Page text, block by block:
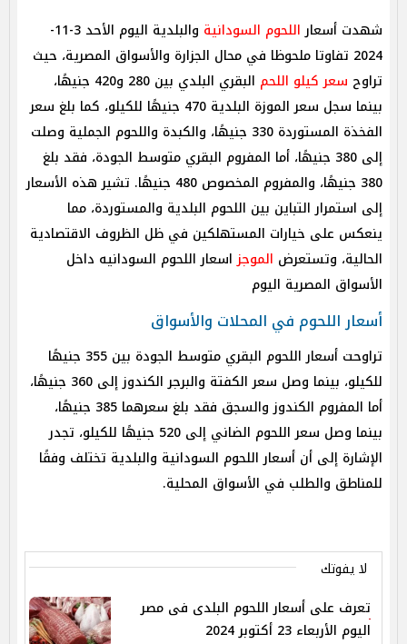
شهدت أسعاراللحوم السودانية
والبلدية اليوم الأحد 3-11-
2024 تفاوتا ملحوظا في محال الجزارة والأسواق المصرية، حيث
تراوح سعر كيلو اللحم
البقري البلدي بين 280 و420 جنيهًا،
بينما سجل سعر الموزة البلدية 470 جنيهًا للكيلو، كما بلغ سعر
الفخذة المستوردة 330 جنيهًا، والكبدة واللحوم الجملية وصلت
إلى 380 جنيهًا، أما المفروم البقري متوسط الجودة، فقد بلغ
380 جنيهًا، والمفروم المخصوص 480 جنيهًا. تشير هذه الأسعار
إلى استمرار التباين بين اللحوم البلدية والمستوردة، مما
ينعكس على خيارات المستهلكين في ظل الظروف الاقتصادية
الحالية، وتستعرض الموجزاسعار اللحوم السودانيه داخل
الأسواق المصرية اليوم
أسعار اللحوم في المحلات والأسواق
تراوحت أسعار اللحوم البقري متوسط الجودة بين 355 جنيهًا
للكيلو، بينما وصل سعر الكفتة والبرجر الكندوز إلى 360 جنيهًا،
أما المفروم الكندوز والسجق فقد بلغ سعرهما 385 جنيهًا،
بينما وصل سعر اللحوم الضاني إلى 520 جنيهًا للكيلو، تجدر
الإشارة إلى أن أسعار اللحوم السودانية والبلدية تختلف وفقًا
للمناطق والطلب في الأسواق المحلية.
لا يفوتك
تعرف على أسعار اللحوم البلدى فى مصر
اليوم الأربعاء 23 أكتوبر 2024